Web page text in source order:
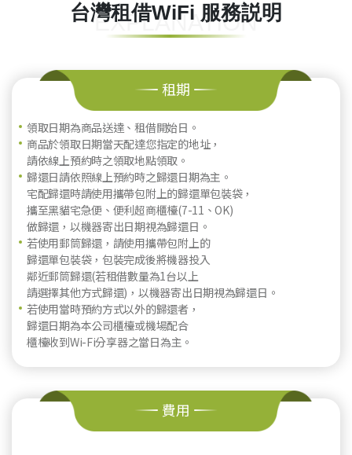
EXPLANATION
台灣租借WiFi 服務説明
租期
領取日期為商品送達、租借開始日。
商品於領取日期當天配達您指定的地址，
請依線上預約時之領取地點領取。
歸還日請依照線上預約時之歸還日期為主。
宅配歸還時請使用攜帶包附上的歸還單包裝袋，
攜至黑貓宅急便、便利超商櫃檯(7-11、OK)
做歸還，以機器寄出日期視為歸還日。
若使用郵筒歸還，請使用攜帶包附上的
歸還單包裝袋，包裝完成後將機器投入
鄰近郵筒歸還(若租借數量為1台以上
請選擇其他方式歸還)，以機器寄出日期視為歸還日。
若使用當時預約方式以外的歸還者，
歸還日期為本公司櫃檯或機場配合
櫃檯收到Wi-Fi分享器之當日為主。
費用